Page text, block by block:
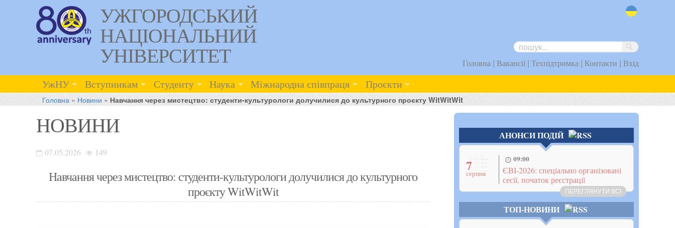
УЖГОРОДСЬКИЙ
НАЦІОНАЛЬНИЙ
УНІВЕРСИТЕТ Головна | Вакансії| Техпідтримка | Контакти | Вхід
УжНУ Вступникам Студенту Наука Міжнародна співпраця Проєкти
Головна » Новини » Навчання через мистецтво: студенти-культурологи долучилися до культурного проєкту WitWitWit
НОВИНИ
07.05.2026 149
Навчання через мистецтво: студенти-культурологи долучилися до культурного
проєкту WitWitWit
АНОНСИ ПОДІЙ
7
серпня
09:00
ЄВІ-2026: спеціально організовані
сесії, початок реєстрації
ПЕРЕГЛЯНУТИ ВСІ
ТОП-НОВИНИ